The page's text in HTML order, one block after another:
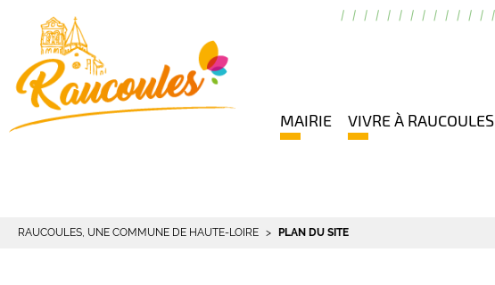
MAIRIE VIVRE À RAUCOULES
RAUCOULES, UNE COMMUNE DE HAUTE-LOIRE PLAN DU SITE